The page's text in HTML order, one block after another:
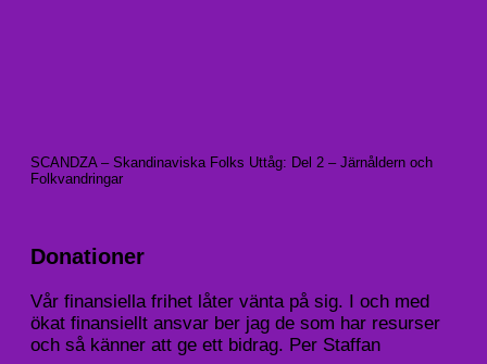
SCANDZA – Skandinaviska Folks Uttåg: Del 2 – Järnåldern och
Folkvandringar
Donationer
Vår finansiella frihet låter vänta på sig. I och med
ökat finansiellt ansvar ber jag de som har resurser
och så känner att ge ett bidrag. Per Staffan